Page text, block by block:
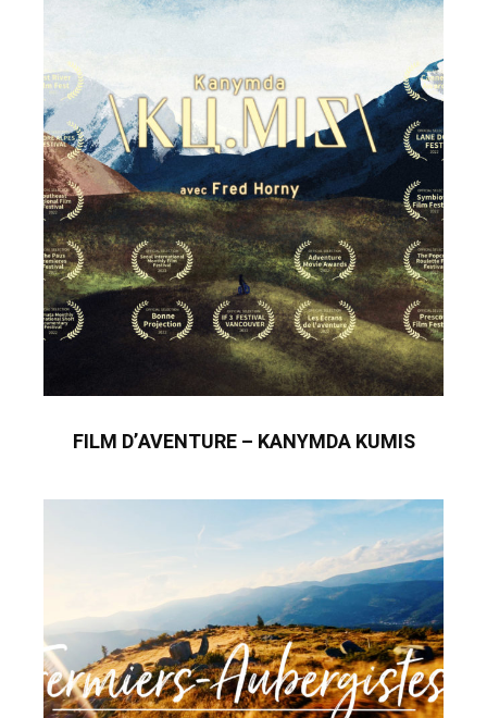
FILM D’AVENTURE – KANYMDA KUMIS